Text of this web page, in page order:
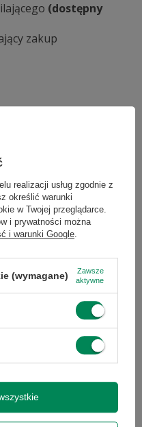
(dostępny
zakup
je w
)
lub
SSD-(
/Dysk HDDlub
Elektronika
)
Elektronika
( kategoria:
dodatkowe)
Monitor
realizacji usług zgodnie z
określić warunki
w Twojej przeglądarce.
i prywatności można
i warunki Google
(wymagane)
Zawsze
aktywne